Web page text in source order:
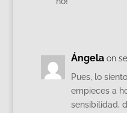
Ángela on
Pues, lo
empieces a
sensibilidad,